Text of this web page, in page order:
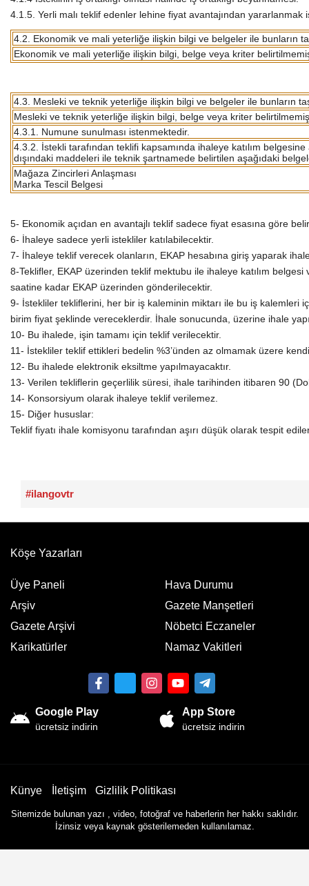
4.1.5. Yerli malı teklif edenler lehine fiyat avantajından
4.2. Ekonomik ve mali yeterliğe ilişkin bilgi ve belgeler ile bunların
Ekonomik ve mali yeterliğe ilişkin bilgi, belge veya kriter
4.3. Mesleki ve teknik yeterliğe ilişkin bilgi ve belgeler ile bunların
Mesleki ve teknik yeterliğe ilişkin bilgi, belge veya kriter
4.3.1. Numune sunulması istenmektedir.
4.3.2. İstekli tarafından teklifi kapsamında ihaleye katılım
dışındaki maddeleri ile teknik şartnamede belirtilen aşağıdaki
Mağaza Zincirleri Anlaşması
Marka Tescil Belgesi
5- Ekonomik açıdan en avantajlı teklif sadece fiyat esasına göre
6- İhaleye sadece yerli istekliler katılabilecektir.
7- İhaleye teklif verecek olanların, EKAP hesabına giriş yaparak
8-Teklifler, EKAP üzerinden teklif mektubu ile ihaleye katılım
saatine kadar EKAP üzerinden gönderilecektir.
9- İstekliler tekliflerini, her bir iş kaleminin miktarı ile bu iş kalemleri
birim fiyat şeklinde vereceklerdir. İhale sonucunda, üzerine ihale
10- Bu ihalede, işin tamamı için teklif verilecektir.
11- İstekliler teklif ettikleri bedelin %3’ünden az olmamak üzere
12- Bu ihalede elektronik eksiltme yapılmayacaktır.
13- Verilen tekliflerin geçerlilik süresi, ihale tarihinden itibaren 90
14- Konsorsiyum olarak ihaleye teklif verilemez.
15- Diğer hususlar:
Teklif fiyatı ihale komisyonu tarafından aşırı düşük olarak tespit
#ilangovtr
Köşe Yazarları
Üye Paneli
Arşiv
Gazete Arşivi
Karikatürler
Hava Durumu
Gazete Manşetleri
Nöbetci Eczaneler
Namaz Vakitleri
Google Play
ücretsiz indirin
App Store
ücretsiz indirin
Künye İletişim Gizlilik Politikası
Sitemizde bulunan yazı , video, fotoğraf ve haberlerin her hakkı saklıdır.
İzinsiz veya kaynak gösterilemeden kullanılamaz.